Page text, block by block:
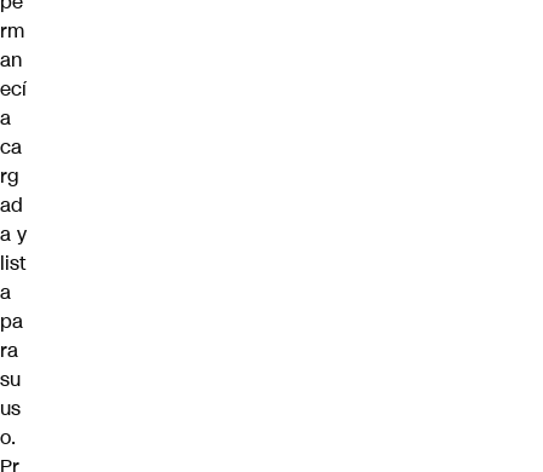
rm
an
ecí
a
ca
rg
ad
a y
list
a
pa
ra
su
us
o.
Pr